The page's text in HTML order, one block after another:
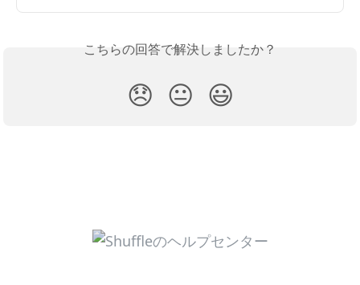
こちらの回答で解決しましたか？
😞 😐 😃